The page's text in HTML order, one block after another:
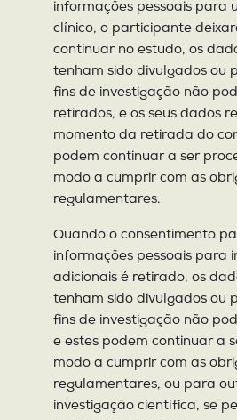
informações pessoais para
clínico, o participante
continuar no estudo, os
tenham sido divulgados ou
fins de investigação não
retirados, e os seus dados
momento da retirada do
podem continuar a ser
modo a cumprir com as
regulamentares.
Quando o consentimento
informações pessoais para
adicionais é retirado, os
tenham sido divulgados ou
fins de investigação não
e estes podem continuar a
modo a cumprir com as
regulamentares, ou para
investigação científica, se